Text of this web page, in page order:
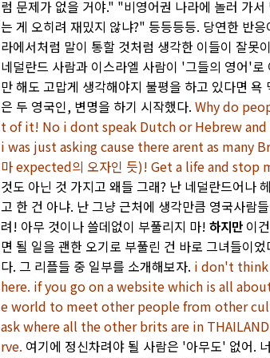
럼 문제가 없을 거야." "비영어권 나라에 놀러 가
는 게 오히려 재밌지 않냐?" 등등등등. 당연한 반
라에서처럼 말이 통할 것처럼 생각한 이들이 잘못
네덜란드 사람과 이스라엘 사람이 '그들의 영어'
만 해도 고맙게 생각해야지 불평을 하고 있다면 욕
은 두 영국인, 변명을 하기 시작했다. Why do
t of it! No i dont speak Dutch or Hebrew
i was just asking cause there arent as many
마 expected의 오자인 듯)! Get a life and
것도 아닌 것 가지고 왜들 그래? 난 네덜란드어나
고 한 건 아냐. 난 그냥 근처에 생각만큼 영국사람
려! 아무 것이나 쓸데없이 부풀리지 마! 하지만 이
면 될 일을 괜한 오기로 부풀린 건 바로 그녀들이
다. 그 리플들 중 일부를 소개해보자. i don't think
here. if you go on a website which is all
e world to meet other people from other
ask where all the other brits are in
rve. 여기에 정신차려야 될 사람은 '아무도' 없어.